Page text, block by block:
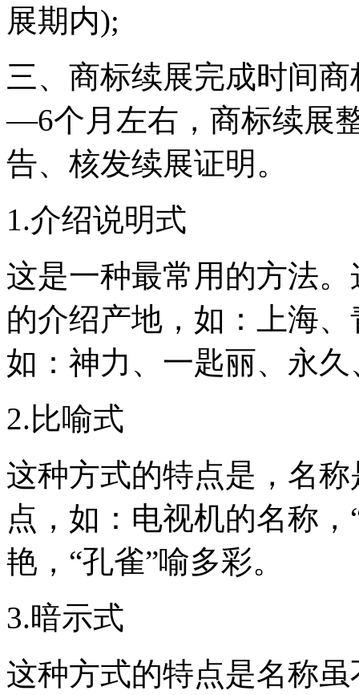
展期内);
三、商标续展完成时间
—6个月左右，商标续展
告、核发续展证明。
1.介绍说明式
这是一种最常用的方法
的介绍产地，如：上海
如：神力、一匙丽、永
2.比喻式
这种方式的特点是，名
点，如：电视机的名称
艳，“孔雀”喻多彩。
3.暗示式
这种方式的特点是名称